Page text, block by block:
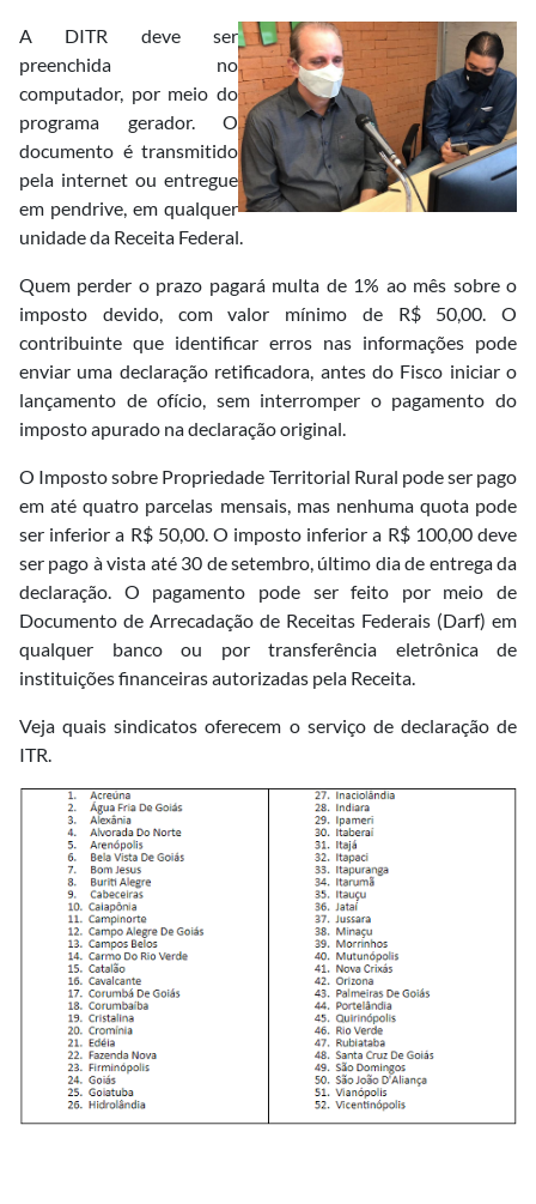
A DITR deve ser
preenchida no
computador, por meio do
programa gerador. O
documento é transmitido
pela internet ou entregue
em pendrive, em qualquer
unidade da Receita Federal.
Quem perder o prazo pagará multa de 1% ao mês sobre o
imposto devido, com valor mínimo de R$ 50,00. O
contribuinte que identificar erros nas informações pode
enviar uma declaração retificadora, antes do Fisco iniciar o
lançamento de ofício, sem interromper o pagamento do
imposto apurado na declaração original.
O Imposto sobre Propriedade Territorial Rural pode ser pago
em até quatro parcelas mensais, mas nenhuma quota pode
ser inferior a R$ 50,00. O imposto inferior a R$ 100,00 deve
ser pago à vista até 30 de setembro, último dia de entrega da
declaração. O pagamento pode ser feito por meio de
Documento de Arrecadação de Receitas Federais (Darf) em
qualquer banco ou por transferência eletrônica de
instituições financeiras autorizadas pela Receita.
Veja quais sindicatos oferecem o serviço de declaração de
ITR.